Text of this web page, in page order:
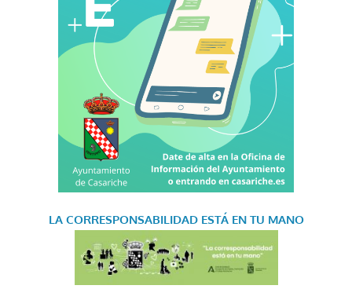
LA CORRESPONSABILIDAD ESTÁ EN TU MANO